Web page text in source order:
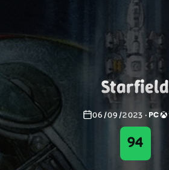
Starfield
06/09/2023 ·
94